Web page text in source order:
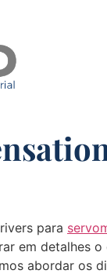
para
em detalhes
abordar os